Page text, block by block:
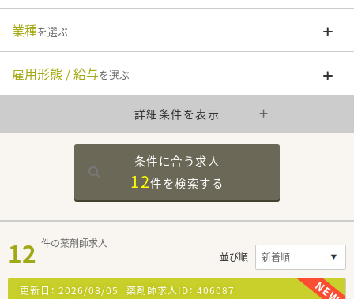
業種を選ぶ
雇用形態 / 給与を選ぶ
詳細条件を表示
条件に合う求人
12件を検索する
12 件の薬剤師求人
並び順
更新日： 2026/08/05 薬剤師求人ID： 406087